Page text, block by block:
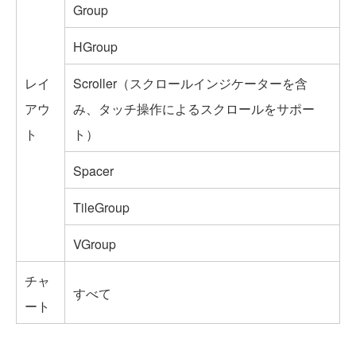
レイ
アウ
ト
Group
HGroup
Scroller（スクロールインジケーターを含
み、タッチ操作によるスクロールをサポー
ト）
Spacer
TileGroup
VGroup
チャ
ート
すべて